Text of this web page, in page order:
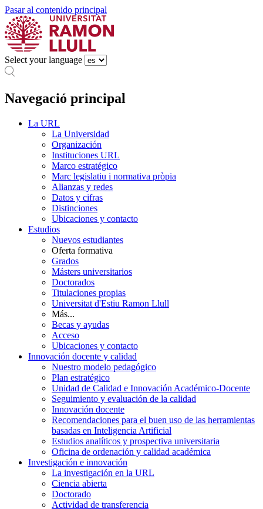
Pasar al contenido principal
Select your language
Navegació principal
La URL
La Universidad
Organización
Instituciones URL
Marco estratégico
Marc legislatiu i normativa pròpia
Alianzas y redes
Datos y cifras
Distinciones
Ubicaciones y contacto
Estudios
Nuevos estudiantes
Oferta formativa
Grados
Másters universitarios
Doctorados
Titulaciones propias
Universitat d'Estiu Ramon Llull
Más...
Becas y ayudas
Acceso
Ubicaciones y contacto
Innovación docente y calidad
Nuestro modelo pedagógico
Plan estratégico
Unidad de Calidad e Innovación Académico-Docente
Seguimiento y evaluación de la calidad
Innovación docente
Recomendaciones para el buen uso de las herramientas
basadas en Inteligencia Artificial
Estudios analíticos y prospectiva universitaria
Oficina de ordenación y calidad académica
Investigación e innovación
La investigación en la URL
Ciencia abierta
Doctorado
Actividad de transferencia